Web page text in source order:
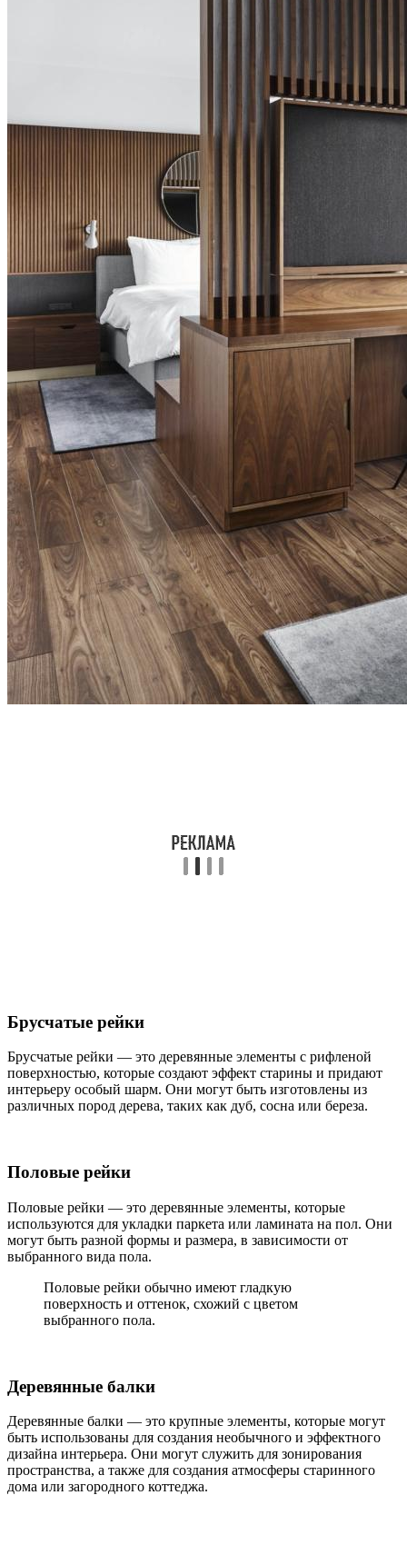
Брусчатые рейки
Брусчатые рейки — это деревянные элементы с рифленой
поверхностью, которые создают эффект старины и придают
интерьеру особый шарм. Они могут быть изготовлены из
различных пород дерева, таких как дуб, сосна или береза.
Половые рейки
Половые рейки — это деревянные элементы, которые
используются для укладки паркета или ламината на пол. Они
могут быть разной формы и размера, в зависимости от
выбранного вида пола.
Половые рейки обычно имеют гладкую
поверхность и оттенок, схожий с цветом
выбранного пола.
Деревянные балки
Деревянные балки — это крупные элементы, которые могут
быть использованы для создания необычного и эффектного
дизайна интерьера. Они могут служить для зонирования
пространства, а также для создания атмосферы старинного
дома или загородного коттеджа.